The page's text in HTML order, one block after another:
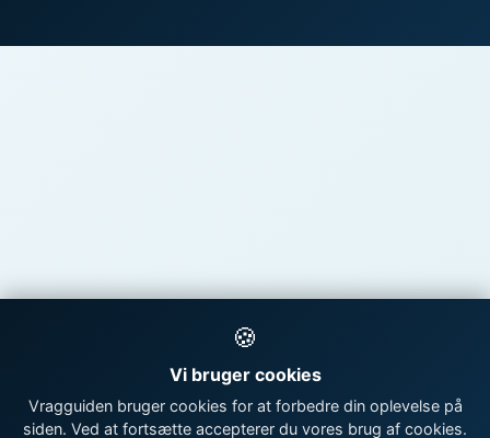
🍪
Vi bruger cookies
Vragguiden bruger cookies for at forbedre din oplevelse på
siden. Ved at fortsætte accepterer du vores brug af cookies.